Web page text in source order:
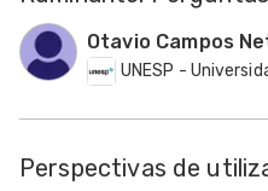
Otavio Campos
UNESP -
Perspectivas de